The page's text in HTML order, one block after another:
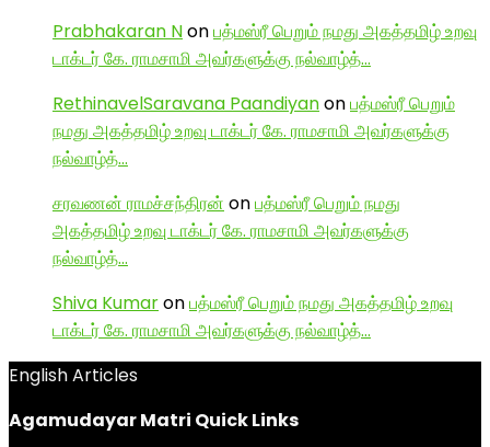
Prabhakaran Nonபத்மஸ்ரீ பெறும் நமது அகத்தமிழ் உறவு
டாக்டர் கே. ராமசாமி அவர்களுக்கு நல்வாழ்த்…
RethinavelSaravana Paandiyanonபத்மஸ்ரீ பெறும்
நமது அகத்தமிழ் உறவு டாக்டர் கே. ராமசாமி அவர்களுக்கு
நல்வாழ்த்…
சரவணன் ராமச்சந்திரன் onபத்மஸ்ரீ பெறும் நமது
அகத்தமிழ் உறவு டாக்டர் கே. ராமசாமி அவர்களுக்கு
நல்வாழ்த்…
Shiva Kumaronபத்மஸ்ரீ பெறும் நமது அகத்தமிழ் உறவு
டாக்டர் கே. ராமசாமி அவர்களுக்கு நல்வாழ்த்…
English Articles
Agamudayar Matri Quick Links